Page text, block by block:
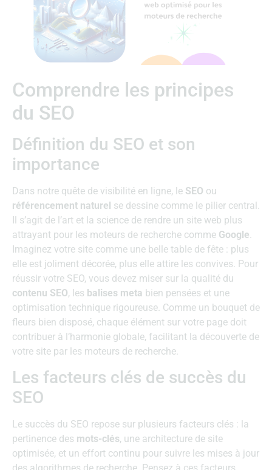
Comprendre les principes
du SEO
Définition du SEO et son
importance
Dans notre quête de visibilité en ligne, le SEO ou
référencement naturel se dessine comme le pilier central.
Il s’agit de l’art et la science de rendre un site web plus
attrayant pour les moteurs de recherche comme Google.
Imaginez votre site comme une belle table de fête : plus
elle est joliment décorée, plus elle attire les convives. Pour
réussir votre SEO, vous devez miser sur la qualité du
contenu SEO, les balises meta bien pensées et une
optimisation technique rigoureuse. Comme un bouquet de
fleurs bien disposé, chaque élément sur votre page doit
contribuer à l’harmonie globale, facilitant la découverte de
votre site par les moteurs de recherche.
Les facteurs clés de succès du
SEO
Le succès du SEO repose sur plusieurs facteurs clés : la
pertinence des mots-clés, une architecture de site
optimisée, et un effort continu pour suivre les mises à jour